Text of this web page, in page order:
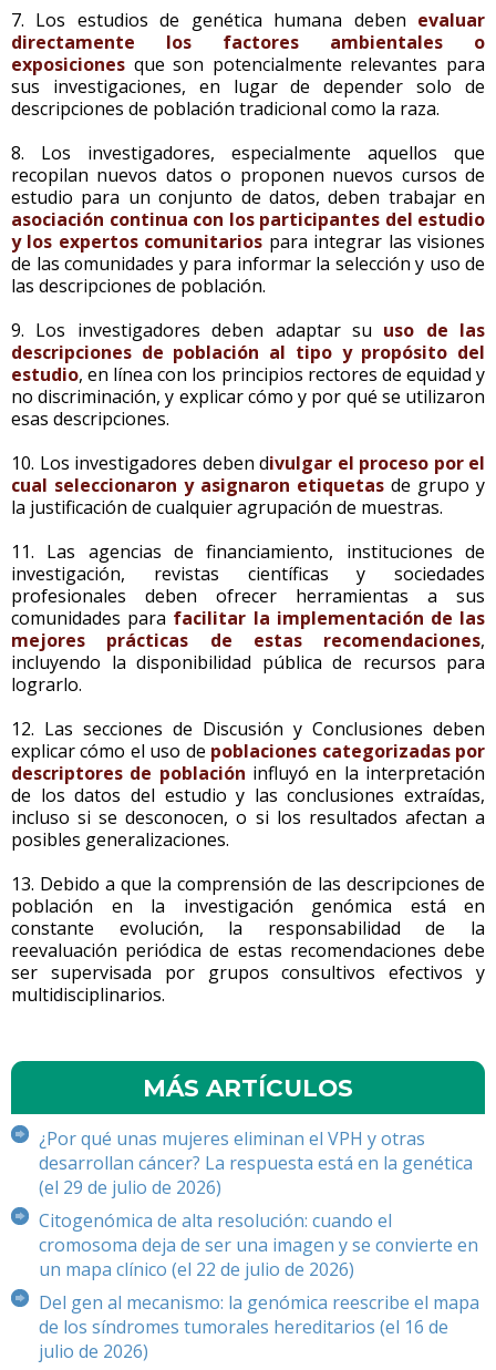
7. Los estudios de genética humana deben evaluar
directamente los factores ambientales o
exposiciones que son potencialmente relevantes para
sus investigaciones, en lugar de depender solo de
descripciones de población tradicional como la raza.
8. Los investigadores, especialmente aquellos que
recopilan nuevos datos o proponen nuevos cursos de
estudio para un conjunto de datos, deben trabajar en
asociación continua con los participantes del estudio
y los expertos comunitarios para integrar las visiones
de las comunidades y para informar la selección y uso de
las descripciones de población.
9. Los investigadores deben adaptar su uso de las
descripciones de población al tipo y propósito del
estudio, en línea con los principios rectores de equidad y
no discriminación, y explicar cómo y por qué se utilizaron
esas descripciones.
10. Los investigadores deben divulgar el proceso por el
cual seleccionaron y asignaron etiquetas de grupo y
la justificación de cualquier agrupación de muestras.
11. Las agencias de financiamiento, instituciones de
investigación, revistas científicas y sociedades
profesionales deben ofrecer herramientas a sus
comunidades para facilitar la implementación de las
mejores prácticas de estas recomendaciones,
incluyendo la disponibilidad pública de recursos para
lograrlo.
12. Las secciones de Discusión y Conclusiones deben
explicar cómo el uso de poblaciones categorizadas por
descriptores de población influyó en la interpretación
de los datos del estudio y las conclusiones extraídas,
incluso si se desconocen, o si los resultados afectan a
posibles generalizaciones.
13. Debido a que la comprensión de las descripciones de
población en la investigación genómica está en
constante evolución, la responsabilidad de la
reevaluación periódica de estas recomendaciones debe
ser supervisada por grupos consultivos efectivos y
multidisciplinarios.
MÁS ARTÍCULOS
¿Por qué unas mujeres eliminan el VPH y otras
desarrollan cáncer? La respuesta está en la genética
(el 29 de julio de 2026)
Citogenómica de alta resolución: cuando el
cromosoma deja de ser una imagen y se convierte en
un mapa clínico (el 22 de julio de 2026)
Del gen al mecanismo: la genómica reescribe el mapa
de los síndromes tumorales hereditarios (el 16 de
julio de 2026)